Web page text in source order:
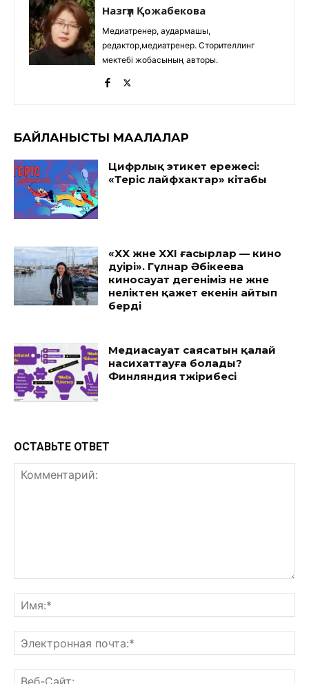
Назгүл Қожабекова
Медиатренер, аудармашы,
редактор,медиатренер. Сторителлинг
мектебі жобасының авторы.
БАЙЛАНЫСТЫ МАҚАЛАЛАР
Цифрлық этикет ережесі:
«Теріс лайфхактар» кітабы
«XX және XXI ғасырлар — кино
дәуірі». Гүлнар Әбікеева
киносауат дегеніміз не және
неліктен қажет екенін айтып
берді
Медиасауат саясатын қалай
насихаттауға болады?
Финляндия тәжірибесі
ОСТАВЬТЕ ОТВЕТ